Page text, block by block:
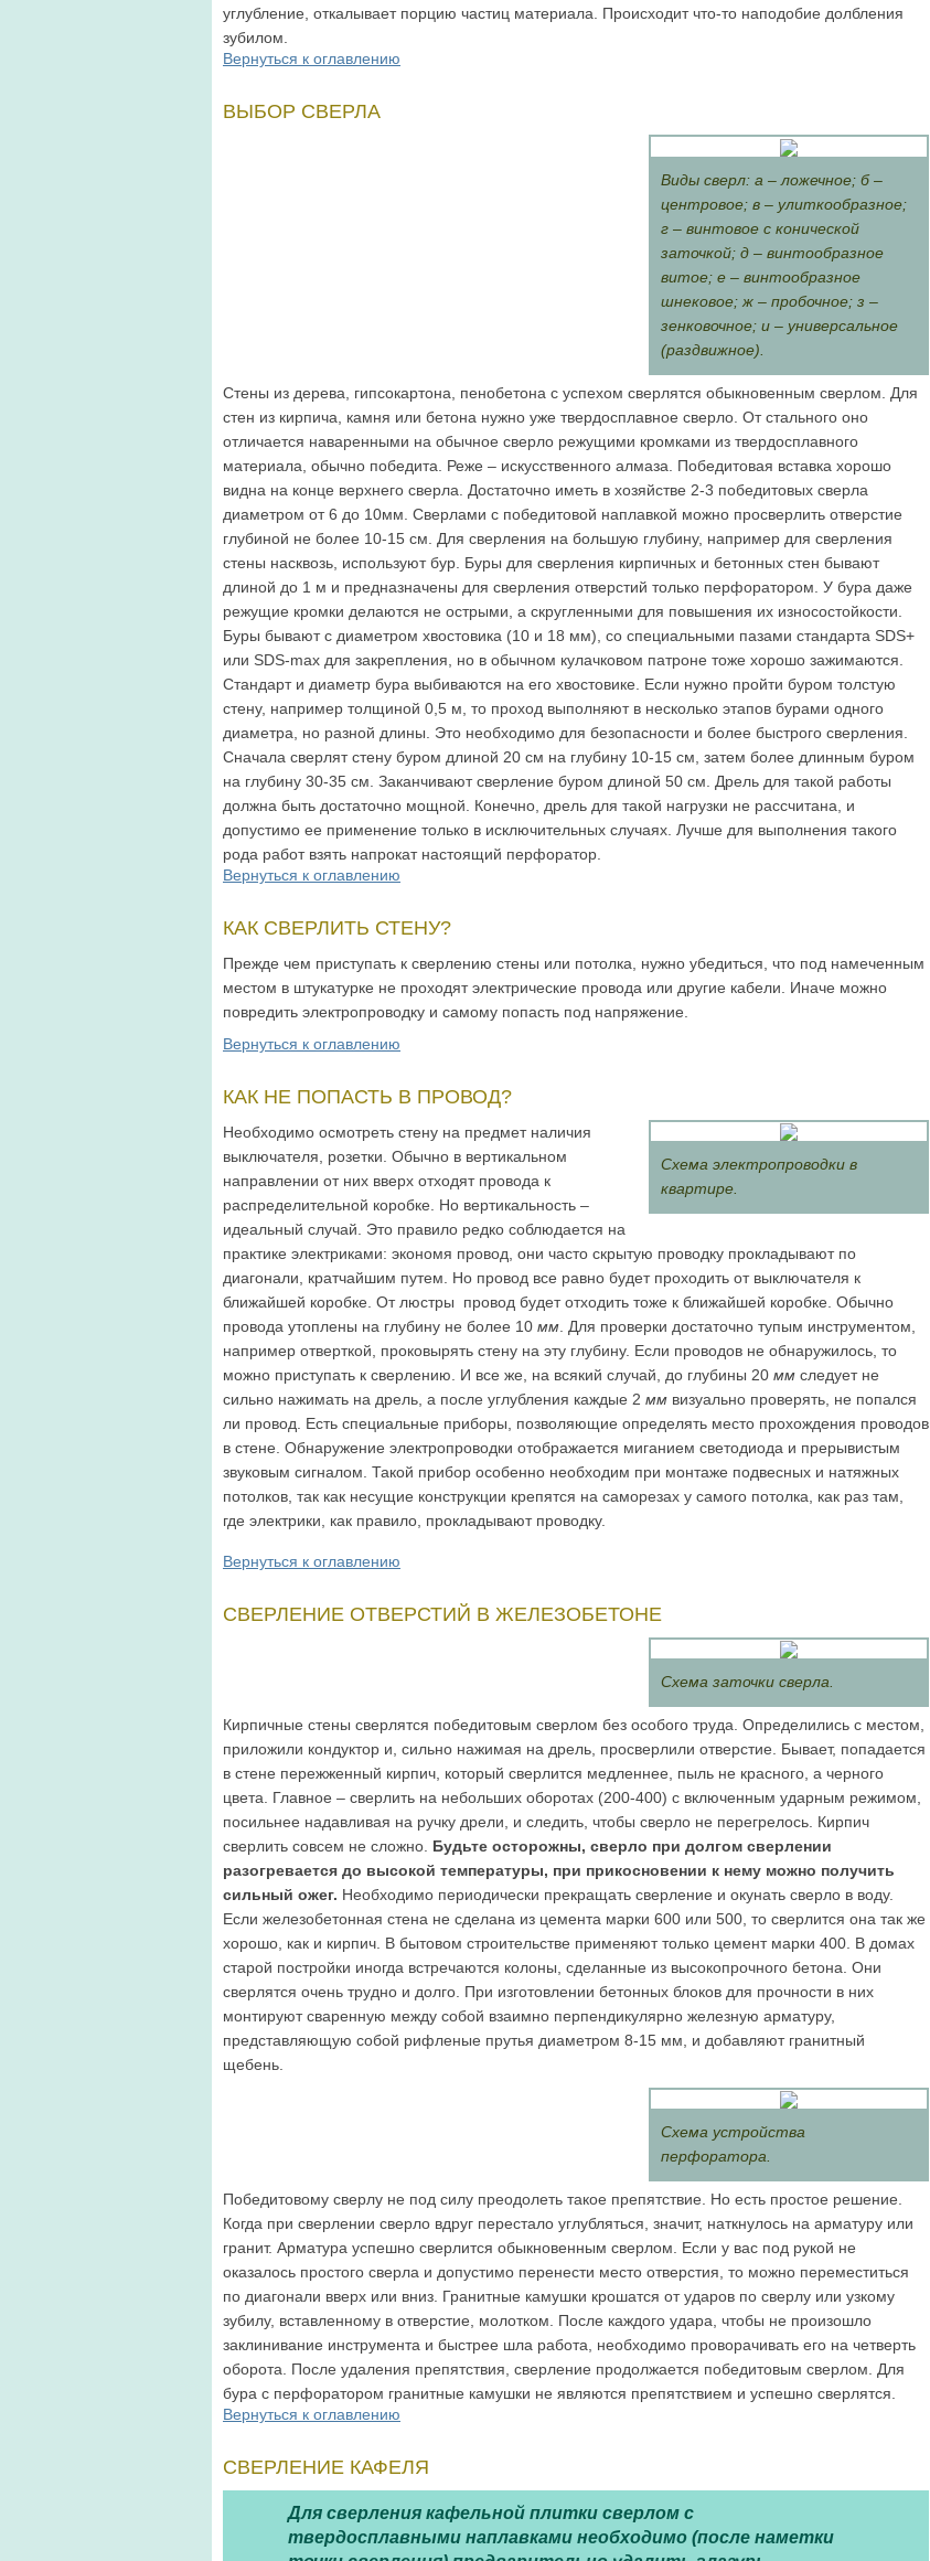
углубление, откалывает порцию частиц материала. Происходит что-то наподобие долбления
зубилом.
Вернуться к оглавлению
ВЫБОР СВЕРЛА
Виды сверл: а – ложечное; б –
центровое; в – улиткообразное;
г – винтовое с конической
заточкой; д – винтообразное
витое; е – винтообразное
шнековое; ж – пробочное; з –
зенковочное; и – универсальное
(раздвижное).
Стены из дерева, гипсокартона, пенобетона с успехом сверлятся обыкновенным сверлом. Для
стен из кирпича, камня или бетона нужно уже твердосплавное сверло. От стального оно
отличается наваренными на обычное сверло режущими кромками из твердосплавного
материала, обычно победита. Реже – искусственного алмаза. Победитовая вставка хорошо
видна на конце верхнего сверла. Достаточно иметь в хозяйстве 2-3 победитовых сверла
диаметром от 6 до 10мм. Сверлами с победитовой наплавкой можно просверлить отверстие
глубиной не более 10-15 см. Для сверления на большую глубину, например для сверления
стены насквозь, используют бур. Буры для сверления кирпичных и бетонных стен бывают
длиной до 1 м и предназначены для сверления отверстий только перфоратором. У бура даже
режущие кромки делаются не острыми, а скругленными для повышения их износостойкости.
Буры бывают с диаметром хвостовика (10 и 18 мм), со специальными пазами стандарта SDS+
или SDS-max для закрепления, но в обычном кулачковом патроне тоже хорошо зажимаются.
Стандарт и диаметр бура выбиваются на его хвостовике. Если нужно пройти буром толстую
стену, например толщиной 0,5 м, то проход выполняют в несколько этапов бурами одного
диаметра, но разной длины. Это необходимо для безопасности и более быстрого сверления.
Сначала сверлят стену буром длиной 20 см на глубину 10-15 см, затем более длинным буром
на глубину 30-35 см. Заканчивают сверление буром длиной 50 см. Дрель для такой работы
должна быть достаточно мощной. Конечно, дрель для такой нагрузки не рассчитана, и
допустимо ее применение только в исключительных случаях. Лучше для выполнения такого
рода работ взять напрокат настоящий перфоратор.
Вернуться к оглавлению
КАК СВЕРЛИТЬ СТЕНУ?
Прежде чем приступать к сверлению стены или потолка, нужно убедиться, что под намеченным
местом в штукатурке не проходят электрические провода или другие кабели. Иначе можно
повредить электропроводку и самому попасть под напряжение.
Вернуться к оглавлению
КАК НЕ ПОПАСТЬ В ПРОВОД?
Схема электропроводки в
квартире.
Необходимо осмотреть стену на предмет наличия
выключателя, розетки. Обычно в вертикальном
направлении от них вверх отходят провода к
распределительной коробке. Но вертикальность –
идеальный случай. Это правило редко соблюдается на
практике электриками: экономя провод, они часто скрытую проводку прокладывают по
диагонали, кратчайшим путем. Но провод все равно будет проходить от выключателя к
ближайшей коробке. От люстры провод будет отходить тоже к ближайшей коробке. Обычно
провода утоплены на глубину не более 10 мм . Для проверки достаточно тупым инструментом,
например отверткой, проковырять стену на эту глубину. Если проводов не обнаружилось, то
можно приступать к сверлению. И все же, на всякий случай, до глубины 20 мм следует не
сильно нажимать на дрель, а после углубления каждые 2 мм визуально проверять, не попался
ли провод. Есть специальные приборы, позволяющие определять место прохождения проводов
в стене. Обнаружение электропроводки отображается миганием светодиода и прерывистым
звуковым сигналом. Такой прибор особенно необходим при монтаже подвесных и натяжных
потолков, так как несущие конструкции крепятся на саморезах у самого потолка, как раз там,
где электрики, как правило, прокладывают проводку.
Вернуться к оглавлению
СВЕРЛЕНИЕ ОТВЕРСТИЙ В ЖЕЛЕЗОБЕТОНЕ
Схема заточки сверла.
Кирпичные стены сверлятся победитовым сверлом без особого труда. Определились с местом,
приложили кондуктор и, сильно нажимая на дрель, просверлили отверстие. Бывает, попадается
в стене пережженный кирпич, который сверлится медленнее, пыль не красного, а черного
цвета. Главное – сверлить на небольших оборотах (200-400) с включенным ударным режимом,
посильнее надавливая на ручку дрели, и следить, чтобы сверло не перегрелось. Кирпич
сверлить совсем не сложно. Будьте осторожны, сверло при долгом сверлении
разогревается до высокой температуры, при прикосновении к нему можно получить
сильный ожег. Необходимо периодически прекращать сверление и окунать сверло в воду.
Если железобетонная стена не сделана из цемента марки 600 или 500, то сверлится она так же
хорошо, как и кирпич. В бытовом строительстве применяют только цемент марки 400. В домах
старой постройки иногда встречаются колоны, сделанные из высокопрочного бетона. Они
сверлятся очень трудно и долго. При изготовлении бетонных блоков для прочности в них
монтируют сваренную между собой взаимно перпендикулярно железную арматуру,
представляющую собой рифленые прутья диаметром 8-15 мм, и добавляют гранитный
щебень.
Схема устройства
перфоратора.
Победитовому сверлу не под силу преодолеть такое препятствие. Но есть простое решение.
Когда при сверлении сверло вдруг перестало углубляться, значит, наткнулось на арматуру или
гранит. Арматура успешно сверлится обыкновенным сверлом. Если у вас под рукой не
оказалось простого сверла и допустимо перенести место отверстия, то можно переместиться
по диагонали вверх или вниз. Гранитные камушки крошатся от ударов по сверлу или узкому
зубилу, вставленному в отверстие, молотком. После каждого удара, чтобы не произошло
заклинивание инструмента и быстрее шла работа, необходимо проворачивать его на четверть
оборота. После удаления препятствия, сверление продолжается победитовым сверлом. Для
бура с перфоратором гранитные камушки не являются препятствием и успешно сверлятся.
Вернуться к оглавлению
СВЕРЛЕНИЕ КАФЕЛЯ
Для сверления кафельной плитки сверлом с
твердосплавными наплавками необходимо (после наметки